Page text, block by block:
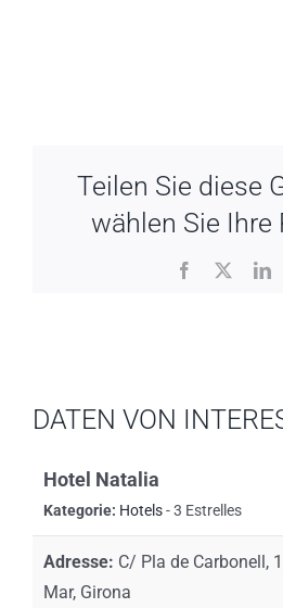
Teilen Sie diese
wählen Sie Ihre
Facebook
DATEN VON
Hotel Natalia
Kategorie: Hotels- 3 Estrelles
Adresse: C/ Pla de Carbonell,
Mar, Girona